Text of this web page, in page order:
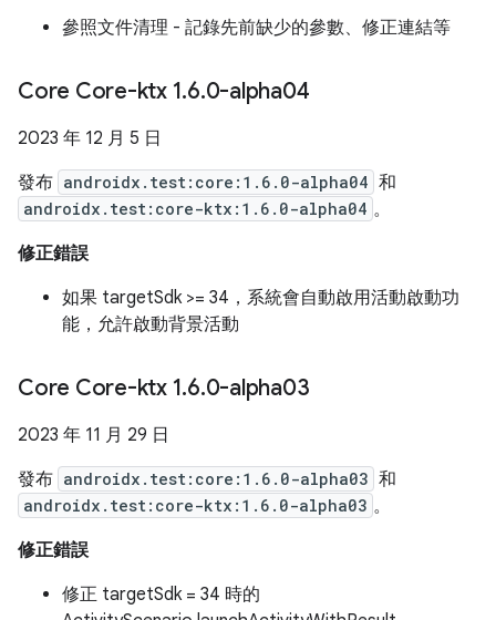
參照文件清理 - 記錄先前缺少的參數、修正連結等
Core Core-ktx 1.6.0-alpha04
2023 年 12 月 5 日
發布 androidx.test:core:1.6.0-alpha04 和
androidx.test:core-ktx:1.6.0-alpha04 。
修正錯誤
如果 targetSdk >= 34，系統會自動啟用活動啟動功
能，允許啟動背景活動
Core Core-ktx 1.6.0-alpha03
2023 年 11 月 29 日
發布 androidx.test:core:1.6.0-alpha03 和
androidx.test:core-ktx:1.6.0-alpha03 。
修正錯誤
修正 targetSdk = 34 時的